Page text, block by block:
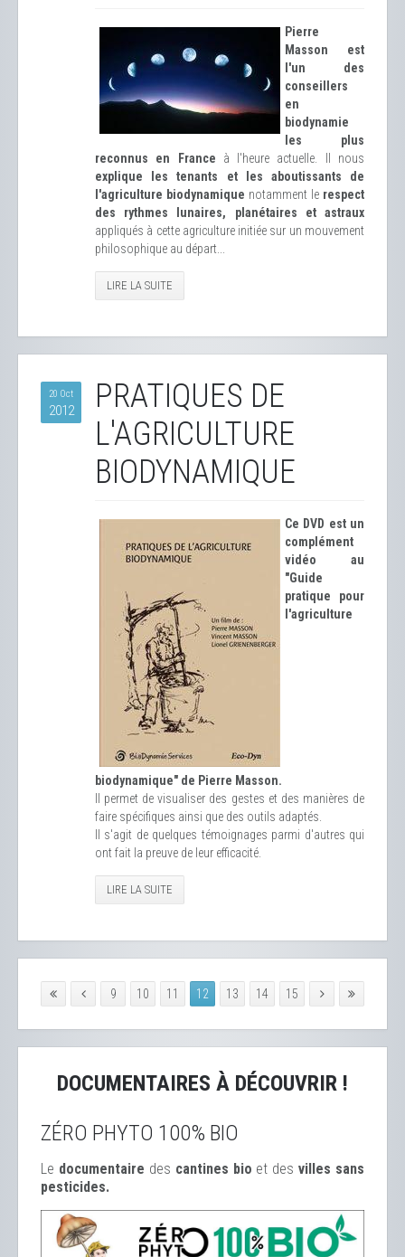
Pierre
Masson est
l'un des
conseillers
en
biodynamie
les plus
reconnus en France à l'heure actuelle. Il nous
explique les tenants et les aboutissants de
l'agriculture biodynamique notamment le respect
des rythmes lunaires, planétaires et astraux
appliqués à cette agriculture initiée sur un mouvement
philosophique au départ...
LIRE LA SUITE
20 Oct
2012
PRATIQUES DE
L'AGRICULTURE
BIODYNAMIQUE
Ce DVD est un
complément
vidéo au
"Guide
pratique pour
l'agriculture
biodynamique" de Pierre Masson.
Il permet de visualiser des gestes et des manières de
faire spécifiques ainsi que des outils adaptés.
Il s'agit de quelques témoignages parmi d'autres qui
ont fait la preuve de leur efficacité.
LIRE LA SUITE
9 10 11 12 13 14 15
DOCUMENTAIRES À DÉCOUVRIR !
ZÉRO PHYTO 100% BIO
Le documentaire des cantines bio et desvilles sans
pesticides.